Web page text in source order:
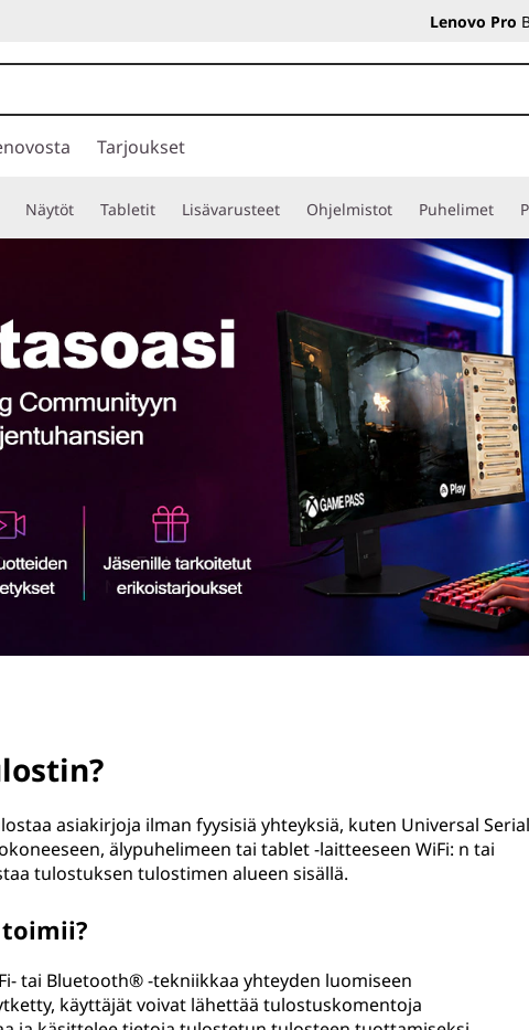
Lenovo Pro
Tarjoukset
Näytöt Tabletit Lisävarusteet Ohjelmistot Puhelimet
asiakirjoja ilman fyysisiä yhteyksiä, kuten Universal Serial
älypuhelimeen tai tablet -laitteeseen WiFi: n tai
tulostuksen tulostimen alueen sisällä.
tai Bluetooth® -tekniikkaa yhteyden luomiseen
käyttäjät voivat lähettää tulostuskomentoja